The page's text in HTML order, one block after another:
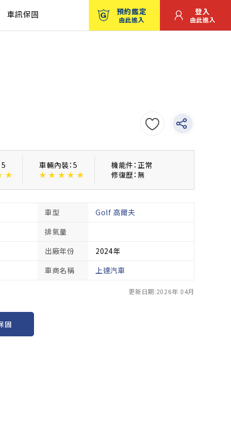
車訊保固 預約鑑定
由此進入
登入
由此進入
★
車輛內裝：5
★ ★ ★ ★ ★
機能件：正常
修復歴：無
車型
Golf 高爾夫
排氣量
出廠年份
2024年
車商名稱 上達汽車
更新日期:2026年 04月
固